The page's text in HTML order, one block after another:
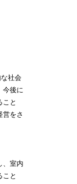
社会
今後に
こと
営をさ
、室内
こと